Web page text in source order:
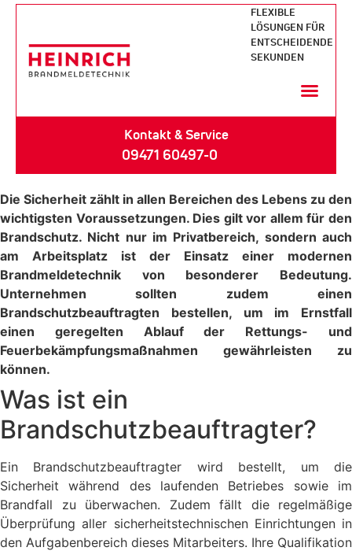
FLEXIBLE
LÖSUNGEN FÜR
ENTSCHEIDENDE
SEKUNDEN
Kontakt & Service
09471 60497-0
Die Sicherheit zählt in allen Bereichen des Lebens zu den
wichtigsten Voraussetzungen. Dies gilt vor allem für den
Brandschutz. Nicht nur im Privatbereich, sondern auch
am Arbeitsplatz ist der Einsatz einer modernen
Brandmeldetechnik von besonderer Bedeutung.
Unternehmen sollten zudem einen
Brandschutzbeauftragten bestellen, um im Ernstfall
einen geregelten Ablauf der Rettungs- und
Feuerbekämpfungsmaßnahmen gewährleisten zu
können.
Was ist ein
Brandschutzbeauftragter?
Ein Brandschutzbeauftragter wird bestellt, um die
Sicherheit während des laufenden Betriebes sowie im
Brandfall zu überwachen. Zudem fällt die regelmäßige
Überprüfung aller sicherheitstechnischen Einrichtungen in
den Aufgabenbereich dieses Mitarbeiters. Ihre Qualifikation